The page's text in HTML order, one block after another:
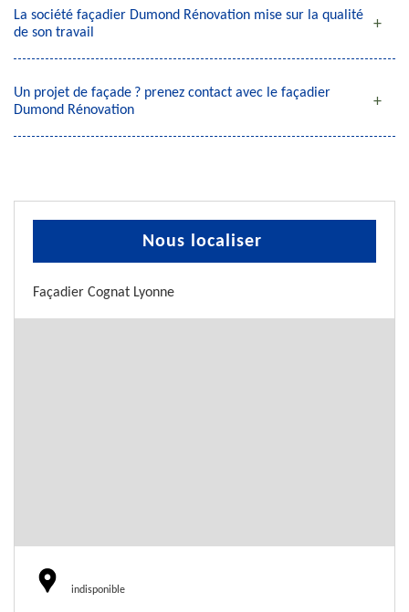
La société façadier Dumond Rénovation mise sur la qualité
de son travail
Un projet de façade ? prenez contact avec le façadier
Dumond Rénovation
Nous localiser
Façadier Cognat Lyonne
indisponible